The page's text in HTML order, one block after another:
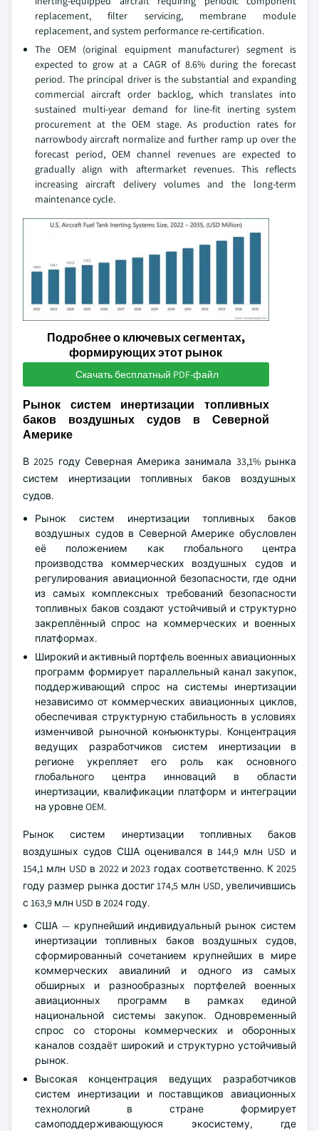
replacement, filter servicing, membrane module
replacement, and system performance re-certification.
The OEM (original equipment manufacturer) segment is
expected to grow at a CAGR of 8.6% during the forecast
period. The principal driver is the substantial and expanding
commercial aircraft order backlog, which translates into
sustained multi-year demand for line-fit inerting system
procurement at the OEM stage. As production rates for
narrowbody aircraft normalize and further ramp up over the
forecast period, OEM channel revenues are expected to
gradually align with aftermarket revenues. This reflects
increasing aircraft delivery volumes and the long-term
maintenance cycle.
Подробнее о ключевых сегментах,
формирующих этот рынок
Скачать бесплатный PDF-файл
Рынок систем инертизации топливных
баков воздушных судов в Северной
Америке
В 2025 году Северная Америка занимала 33,1% рынка
систем инертизации топливных баков воздушных
судов.
Рынок систем инертизации топливных баков
воздушных судов в Северной Америке обусловлен
её положением как глобального центра
производства коммерческих воздушных судов и
регулирования авиационной безопасности, где одни
из самых комплексных требований безопасности
топливных баков создают устойчивый и структурно
закреплённый спрос на коммерческих и военных
платформах.
Широкий и активный портфель военных авиационных
программ формирует параллельный канал закупок,
поддерживающий спрос на системы инертизации
независимо от коммерческих авиационных циклов,
обеспечивая структурную стабильность в условиях
изменчивой рыночной конъюнктуры. Концентрация
ведущих разработчиков систем инертизации в
регионе укрепляет его роль как основного
глобального центра инноваций в области
инертизации, квалификации платформ и интеграции
на уровне OEM.
Рынок систем инертизации топливных баков
воздушных судов США оценивался в 144,9 млн USD и
154,1 млн USD в 2022 и 2023 годах соответственно. К 2025
году размер рынка достиг 174,5 млн USD, увеличившись
с 163,9 млн USD в 2024 году.
США — крупнейший индивидуальный рынок систем
инертизации топливных баков воздушных судов,
сформированный сочетанием крупнейших в мире
коммерческих авиалиний и одного из самых
обширных и разнообразных портфелей военных
авиационных программ в рамках единой
национальной системы закупок. Одновременный
спрос со стороны коммерческих и оборонных
каналов создаёт широкий и структурно устойчивый
рынок.
Высокая концентрация ведущих разработчиков
систем инертизации и поставщиков авиационных
технологий в стране формирует
самоподдерживающуюся экосистему, где